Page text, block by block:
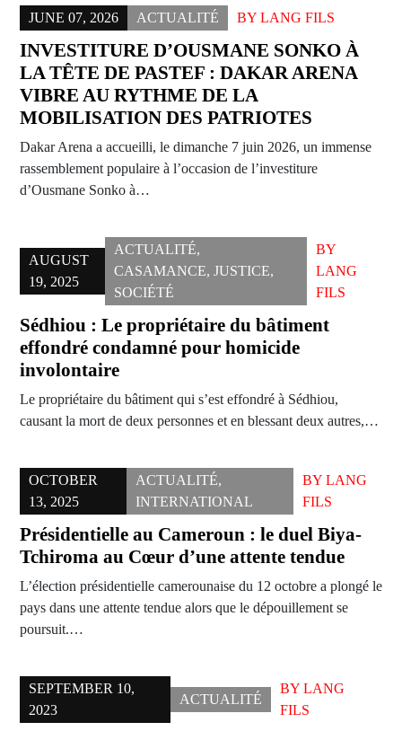
JUNE 07, 2026 ACTUALITÉ BY LANG FILS
INVESTITURE D’OUSMANE SONKO À
LA TÊTE DE PASTEF : DAKAR ARENA
VIBRE AU RYTHME DE LA
MOBILISATION DES PATRIOTES
Dakar Arena a accueilli, le dimanche 7 juin 2026, un immense
rassemblement populaire à l’occasion de l’investiture
d’Ousmane Sonko à…
AUGUST
19, 2025
ACTUALITÉ,
CASAMANCE, JUSTICE,
SOCIÉTÉ
BY
LANG
FILS
Sédhiou : Le propriétaire du bâtiment
effondré condamné pour homicide
involontaire
Le propriétaire du bâtiment qui s’est effondré à Sédhiou,
causant la mort de deux personnes et en blessant deux autres,…
OCTOBER
13, 2025
ACTUALITÉ,
INTERNATIONAL
BYLANG
FILS
Présidentielle au Cameroun : le duel Biya-
Tchiroma au Cœur d’une attente tendue
L’élection présidentielle camerounaise du 12 octobre a plongé le
pays dans une attente tendue alors que le dépouillement se
poursuit.…
SEPTEMBER 10,
2023
ACTUALITÉ
BY LANG
FILS